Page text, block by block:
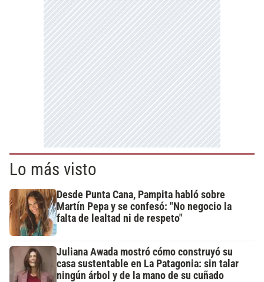
Lo más visto
Desde Punta Cana, Pampita habló sobre
Martín Pepa y se confesó: "No negocio la
falta de lealtad ni de respeto"
Juliana Awada mostró cómo construyó su
casa sustentable en La Patagonia: sin talar
ningún árbol y de la mano de su cuñado